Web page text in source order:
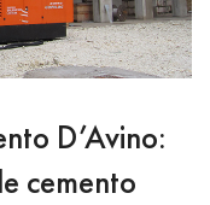
D’Avino:
cemento